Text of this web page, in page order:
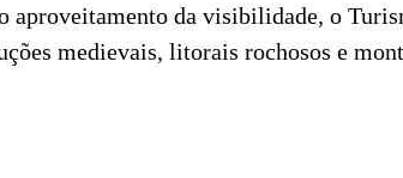
aproveitamento da visibilidade, o
medievais, litorais rochosos e